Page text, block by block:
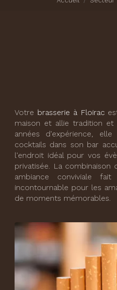
Votre brasserie à Floirac
maison et allie tradition et
années d'expérience,
cocktails dans son bar
l'endroit idéal pour vos
privatisée. La
ambiance conviviale
incontournable pour les
de moments mémorables.